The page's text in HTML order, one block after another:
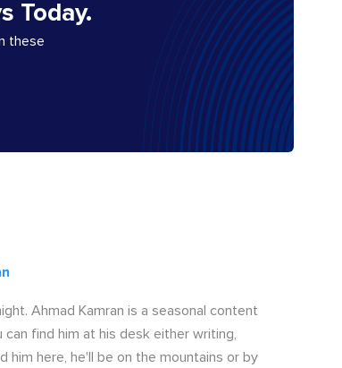
Today.
these
Ahmad Kamran is a seasonal content
find him at his desk either writing,
him here, he'll be on the mountains or by